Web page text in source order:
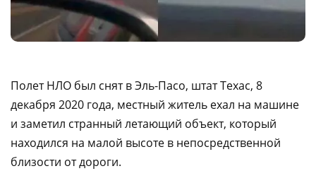
Полет НЛО был снят в Эль-Пасо, штат Техас, 8
декабря 2020 года, местный житель ехал на машине
и заметил странный летающий объект, который
находился на малой высоте в непосредственной
близости от дороги.